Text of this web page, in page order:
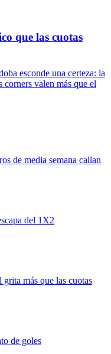
que las cuotas
esconde una certeza: la
valen más que el
de media semana callan
del 1X2
más que las cuotas
de goles